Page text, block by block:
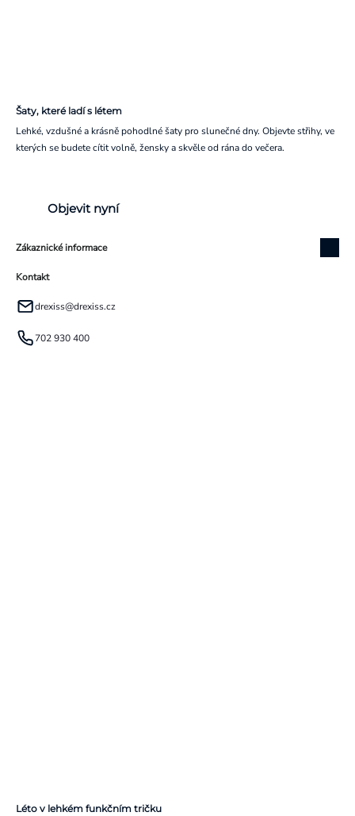
Šaty, které ladí s létem
Lehké, vzdušné a krásně pohodlné šaty pro slunečné dny. Objevte střihy, ve
kterých se budete cítit volně, žensky a skvěle od rána do večera.
Objevit nyní
Zákaznické informace
Kontakt
drexiss@drexiss.cz
702 930 400
Léto v lehkém funkčním tričku